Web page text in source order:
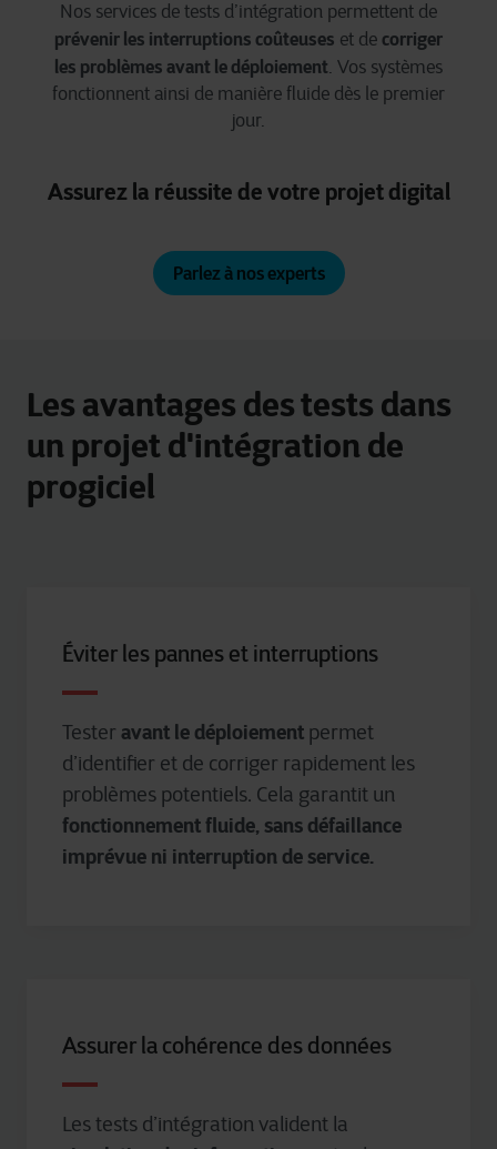
Nos services de tests d’intégration permettent de
prévenir les interruptions coûteuses et de corriger
les problèmes avant le déploiement. Vos systèmes
fonctionnent ainsi de manière fluide dès le premier
jour.
Assurez la réussite de votre projet digital
Parlez à nos experts
Les avantages des tests dans
un projet d'intégration de
progiciel
Éviter les pannes et interruptions
Tester avant le déploiement permet
d’identifier et de corriger rapidement les
problèmes potentiels. Cela garantit un
fonctionnement fluide, sans défaillance
imprévue ni interruption de service.
Assurer la cohérence des données
Les tests d’intégration valident la